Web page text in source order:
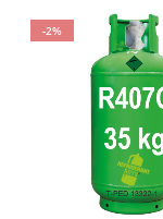
-2%